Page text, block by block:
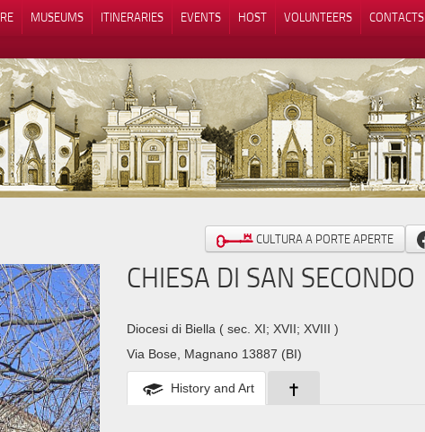
MUSEUMS ITINERARIES EVENTS HOST VOLUNTEERS CONTACTS
CULTURA A PORTE APERTE
CHIESA DI SAN SECONDO
Diocesi di Biella ( sec. XI; XVII; XVIII )
Via Bose, Magnano 13887 (BI)
History and Art
Your Privacy Choices